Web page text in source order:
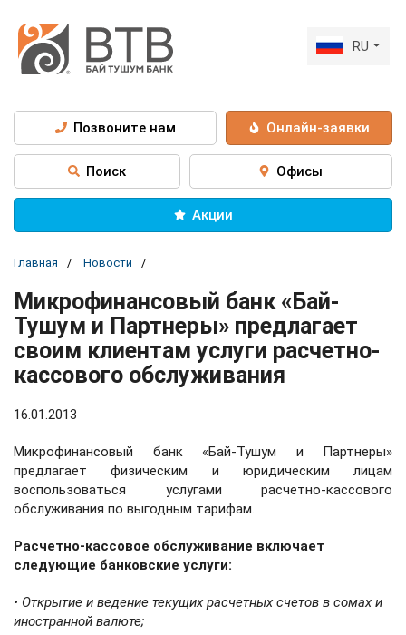
RU
Позвоните нам Онлайн-заявки
Поиск Офисы
Акции
Главная Новости
Микрофинансовый банк «Бай-
Тушум и Партнеры» предлагает
своим клиентам услуги расчетно-
кассового обслуживания
16.01.2013
Микрофинансовый банк «Бай-Тушум и Партнеры»
предлагает физическим и юридическим лицам
воспользоваться услугами расчетно-кассового
обслуживания по выгодным тарифам.
Расчетно-кассовое обслуживание включает
следующие банковские услуги:
• Открытие и ведение текущих расчетных счетов в сомах и
иностранной валюте;